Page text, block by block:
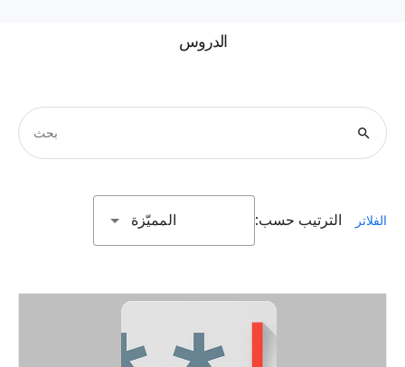
الدروس
search
الفلاتر الترتيب حسب: المميّزة